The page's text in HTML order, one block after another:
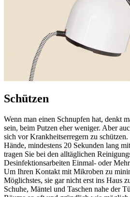
Schützen
Wenn man einen Schnupfen hat, denkt
sein, beim Putzen eher weniger. Aber
sich vor Krankheitserregern zu
Hände, mindestens 20 Sekunden lang
tragen Sie bei den alltäglichen
Desinfektionsarbeiten Einmal- oder
Um Ihren Kontakt mit Mikroben zu
Möglichstes, sie gar nicht erst ins Haus
Schuhe, Mäntel und Taschen nahe der